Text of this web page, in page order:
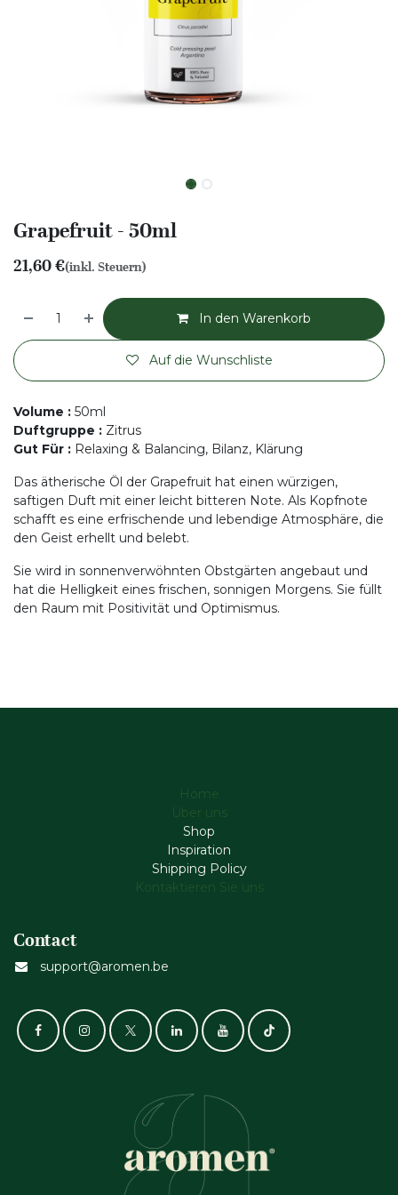
Grapefruit - 50ml
21,60€(inkl. Steuern)
In den Warenkorb
Auf die Wunschliste
Volume : 50ml
Duftgruppe : Zitrus
Gut Für : Relaxing & Balancing, Bilanz, Klärung
Das ätherische Öl der Grapefruit hat einen würzigen,
saftigen Duft mit einer leicht bitteren Note. Als Kopfnote
schafft es eine erfrischende und lebendige Atmosphäre, die
den Geist erhellt und belebt.
Sie wird in sonnenverwöhnten Obstgärten angebaut und
hat die Helligkeit eines frischen, sonnigen Morgens. Sie füllt
den Raum mit Positivität und Optimismus.
Home
Über uns
Shop
Inspiration
Shipping Policy
Kontaktieren Sie uns
Contact
support@aromen.be